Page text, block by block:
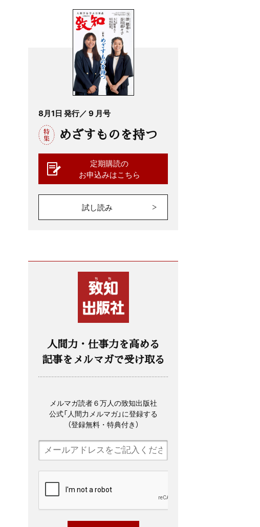
8月1日 発行／ 9 月号
めざすものを持つ
定期購読の
お申込みはこちら
試し読み
人間力・仕事力を高める
記事をメルマガで受け取る
メルマガ読者６万人の致知出版社
公式「人間力メルマガ」に登録する
（登録無料・特典付き）